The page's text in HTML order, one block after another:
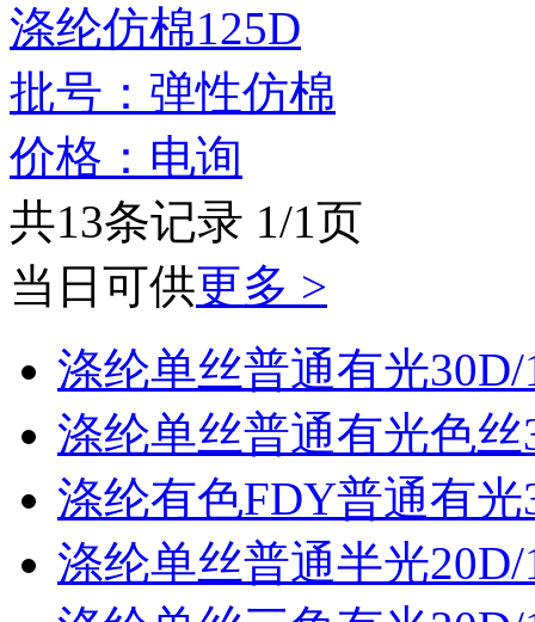
涤纶仿棉125D
批号：弹性仿棉
价格：电询
共13条记录 1/1页
当日可供更多 >
涤纶单丝普通有光30D/
涤纶单丝普通有光色丝
涤纶有色FDY普通有光
涤纶单丝普通半光20D/